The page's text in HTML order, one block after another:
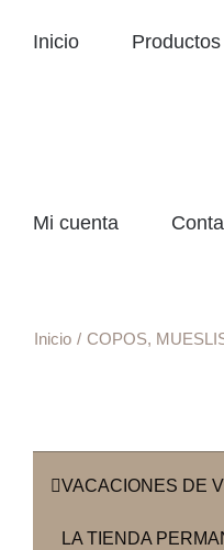
Inicio Productos
Mi cuenta
Inicio COPOS,
VACACIONES DE
LA TIENDA